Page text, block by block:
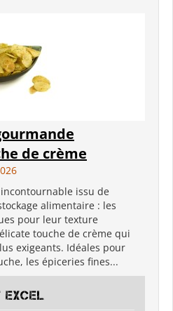
de crème
issu de
alimentaire : les
pour leur texture
touche de crème qui
exigeants. Idéales pour
les épiceries fines...
EXCEL